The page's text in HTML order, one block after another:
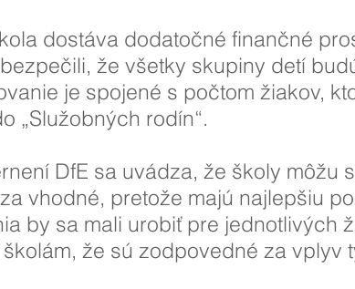
dostáva dodatočné finančné
že všetky skupiny detí
je spojené s počtom žiakov,
„Služobných rodín“.
DfE sa uvádza, že školy
vhodné, pretože majú najlepšiu
by sa mali urobiť pre jednotlivých
že sú zodpovedné za vplyv